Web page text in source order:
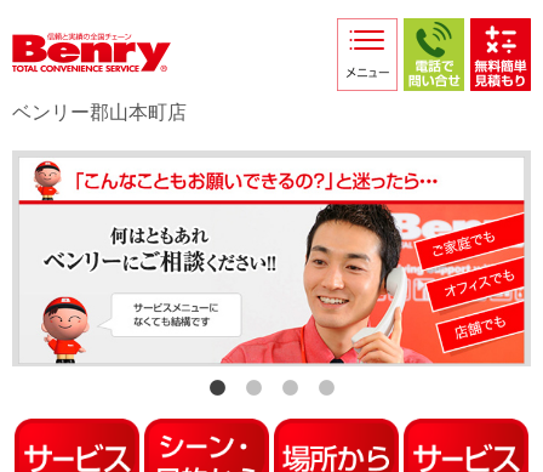
採用情報
店舗からのお知らせ
店舗日記
スタッフ紹介
プライバシーポリシー
本部スマホサイト
ベンリー郡山本町店